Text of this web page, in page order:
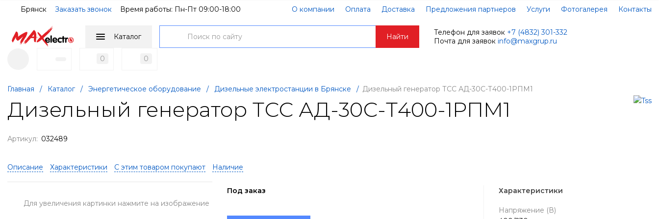
Брянск Заказать звонок Время работы: Пн-Пт 09:00-18:00 О компании Оплата Доставка Предложения партнеров Услуги Фотогалерея Контакты
Каталог
0 0
Найти Телефон для заявок +7 (4832) 301-332
Почта для заявок info@maxgrup.ru
Главная / Каталог / Энергетическое оборудование / Дизельные электростанции в Брянске / Дизельный генератор ТСС АД-30С-Т400-1РПМ1
Дизельный генератор ТСС АД-30С-Т400-1РПМ1
Артикул: 032489
Описание Характеристики С этим товаром покупают Наличие
Для увеличения картинки нажмите на изображение
Под заказ Характеристики
Напряжение (В)